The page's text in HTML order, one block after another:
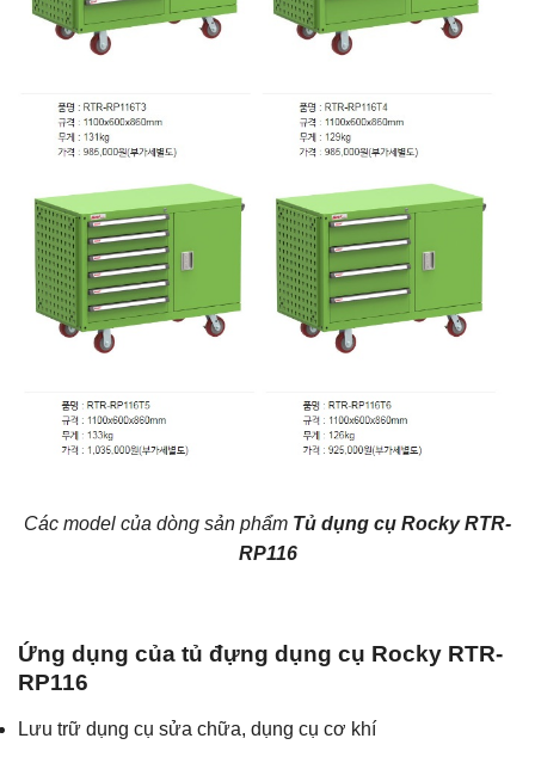
Các model của dòng sản phẩm Tủ dụng cụ Rocky RTR-
RP116
Ứng dụng của tủ đựng dụng cụ Rocky RTR-
RP116
Lưu trữ dụng cụ sửa chữa, dụng cụ cơ khí